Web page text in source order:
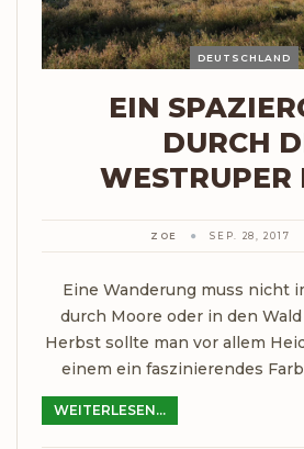
DEUTSCHLAND
EIN
DURCH
WESTRUPER
ZOE SEP. 28, 2017
Eine Wanderung muss nicht
durch Moore oder in den
Herbst sollte man vor allem
einem ein faszinierendes
WEITERLESEN...